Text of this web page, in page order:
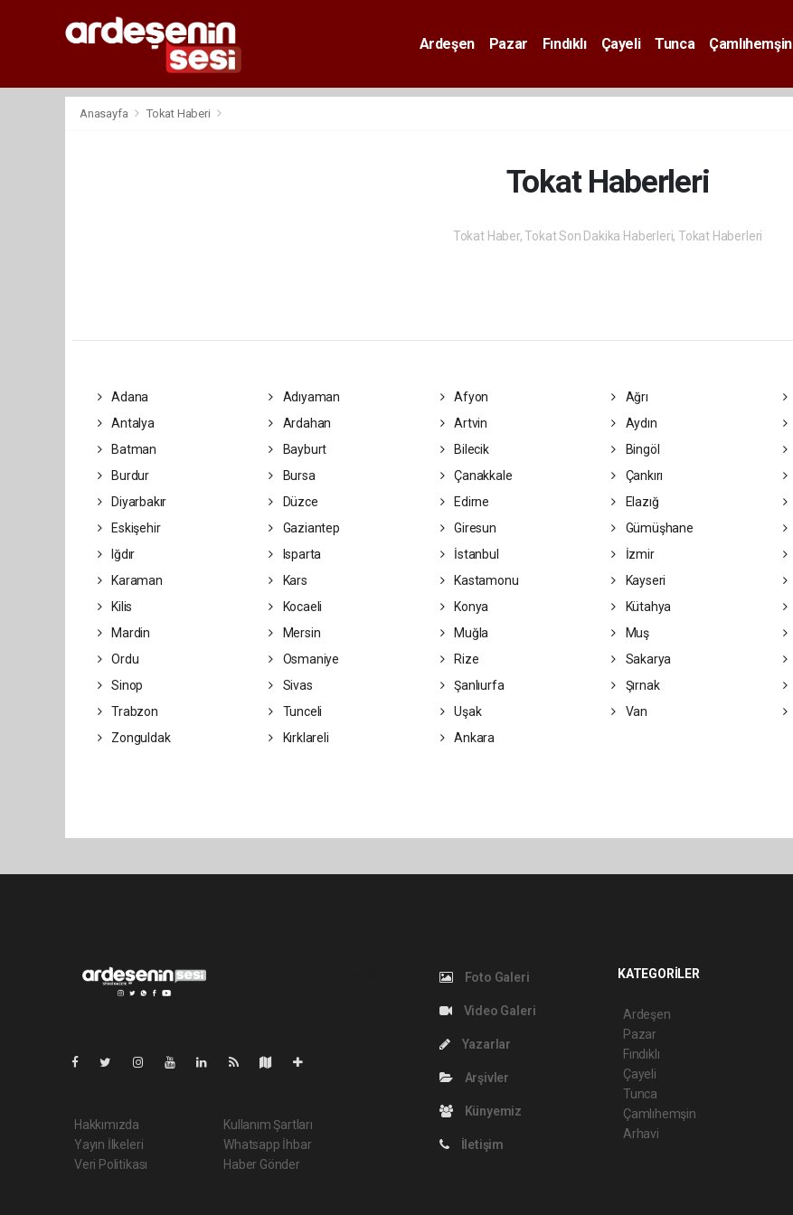
Ardeşen Pazar Fındıklı Çayeli Tunca Çamlıhemşin
Anasayfa Tokat Haberi
Tokat Haberleri
Tokat Haber, Tokat Son Dakika Haberleri, Tokat Haberleri
Adana Adıyaman Afyon Ağrı
Antalya
Ardahan Artvin Aydın
Batman
Bayburt Bilecik Bingöl
Burdur
Bursa Çanakkale Çankırı
Diyarbakır
Düzce Edirne Elazığ
Eskişehir
Gaziantep Giresun Gümüşhane
Iğdır
Isparta İstanbul İzmir
Karaman
Kars Kastamonu Kayseri
Kilis
Kocaeli Konya Kütahya
Mardin
Mersin Muğla Muş
Ordu
Osmaniye Rize Sakarya
Sinop
Sivas Şanlıurfa Şırnak
Trabzon
Tunceli Uşak Van
Zonguldak
Kırklareli Ankara
Hakkımızda
Yayın İlkeleri
Veri Politikası
Kullanım Şartları
Whatsapp İhbar
Haber Gönder
Foto Galeri
Video Galeri
Yazarlar
Arşivler
Künyemiz
İletişim
KATEGORİLER
Ardeşen
Pazar
Fındıklı
Çayeli
Tunca
Çamlıhemşin
Arhavi